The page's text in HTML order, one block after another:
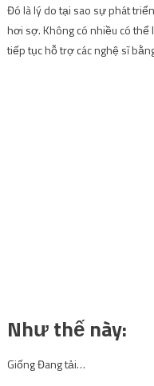
Đó là lý do tại sao sự phát
hơi sợ. Không có nhiều có thể
tiếp tục hỗ trợ các nghệ sĩ
Như thế này:
GiốngĐang tải…